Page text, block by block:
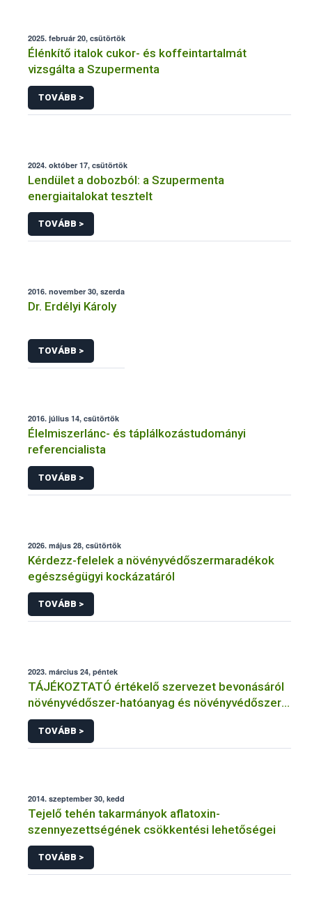
2025. február 20, csütörtök
Élénkítő italok cukor- és koffeintartalmát
vizsgálta a Szupermenta
TOVÁBB >
2024. október 17, csütörtök
Lendület a dobozból: a Szupermenta
energiaitalokat tesztelt
TOVÁBB >
2016. november 30, szerda
Dr. Erdélyi Károly
TOVÁBB >
2016. július 14, csütörtök
Élelmiszerlánc- és táplálkozástudományi
referencialista
TOVÁBB >
2026. május 28, csütörtök
Kérdezz-felelek a növényvédőszermaradékok
egészségügyi kockázatáról
TOVÁBB >
2023. március 24, péntek
TÁJÉKOZTATÓ értékelő szervezet bevonásáról
növényvédőszer-hatóanyag és növényvédőszer
engedélyezésére, továbbá a meglévő engedély
meghosszabbítására vagy módosítására irányuló
eljárásba
TOVÁBB >
2014. szeptember 30, kedd
Tejelő tehén takarmányok aflatoxin-
szennyezettségének csökkentési lehetőségei
TOVÁBB >